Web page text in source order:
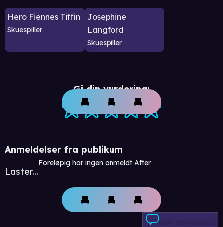
Hero Fiennes Tiffin
Skuespiller
Josephine
Langford
Skuespiller
Gi din vurdering:
Anmeldelser fra publikum
Laster...
Foreløpig har ingen anmeldt After
Skriv anmeldelse